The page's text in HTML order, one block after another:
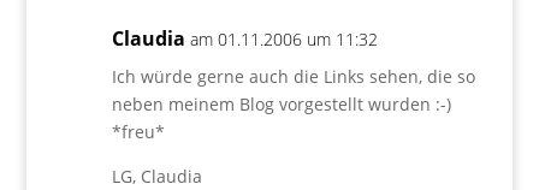
Claudia am 01.11.2006 um 11:32
Ich würde gerne auch die Links sehen, die so
neben meinem Blog vorgestellt wurden :-)
*freu*
LG, Claudia